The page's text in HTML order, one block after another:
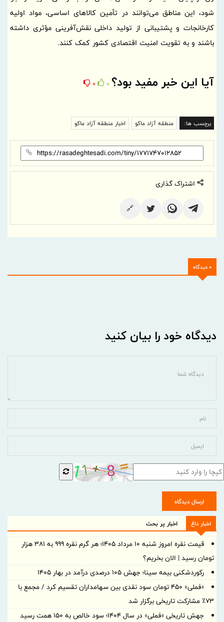
شود، این مناطق می‌توانند در تأمین کالاهای اساسی، مواد اولیه
کارخانجات و پشتیبانی از تولید داخلی نقش‌آفرینی مؤثری داشته
باشند و به تقویت امنیت اقتصادی کشور کمک کنند.
آیا این خبر مفید بود؟ 0
0
برچسب ها: منطقه آزاد ماکو اخبار منطقه آزاد ماکو
اشتراک گذاری
🔗
0 دیدگاه
دیدگاه خود را بیان کنید
ارسال دیدگاه
اخبار داغ اخبار پر بحث
قیمت نقره امروز شنبه ۱۰ مرداد ۱۴۰۵؛ هر گرم نقره ۹۹۹ به ۳۸۱ هزار
تومان رسید | الان بخریم؟
رکوردشکنی بیمه سینا؛ جهش 105 درصدی درآمد در بهار 1405
«فملی» ۴۵۰ تومان سود نقدی بین سهامداران تقسیم کرد / مجمع با
۷۳٪ مشارکت تاریخی برگزار شد
جهش تاریخی «فملی» در سال ۱۴۰۴؛ سود خالص به ۱۵۰ همت رسید